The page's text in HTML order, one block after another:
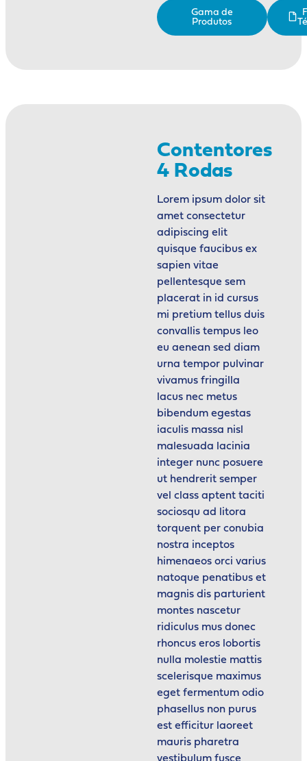
Gama de
Produtos
Contentores
4 Rodas
Lorem ipsum dolor sit
amet consectetur
adipiscing elit
quisque faucibus ex
sapien vitae
pellentesque sem
placerat in id cursus
mi pretium tellus duis
convallis tempus leo
eu aenean sed diam
urna tempor pulvinar
vivamus fringilla
lacus nec metus
bibendum egestas
iaculis massa nisl
malesuada lacinia
integer nunc posuere
ut hendrerit semper
vel class aptent taciti
sociosqu ad litora
torquent per conubia
nostra inceptos
himenaeos orci varius
natoque penatibus et
magnis dis parturient
montes nascetur
ridiculus mus donec
rhoncus eros lobortis
nulla molestie mattis
scelerisque maximus
eget fermentum odio
phasellus non purus
est efficitur laoreet
mauris pharetra